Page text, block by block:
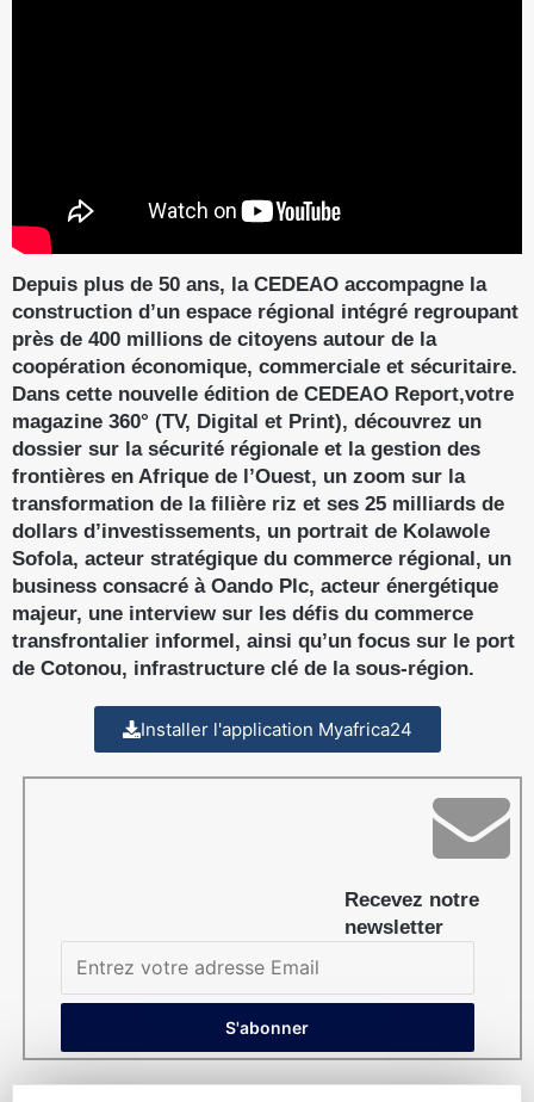
Depuis plus de 50 ans, la CEDEAO accompagne la
construction d’un espace régional intégré regroupant
près de 400 millions de citoyens autour de la
coopération économique, commerciale et sécuritaire.
Dans cette nouvelle édition de CEDEAO Report,votre
magazine 360° (TV, Digital et Print), découvrez un
dossier sur la sécurité régionale et la gestion des
frontières en Afrique de l’Ouest, un zoom sur la
transformation de la filière riz et ses 25 milliards de
dollars d’investissements, un portrait de Kolawole
Sofola, acteur stratégique du commerce régional, un
business consacré à Oando Plc, acteur énergétique
majeur, une interview sur les défis du commerce
transfrontalier informel, ainsi qu’un focus sur le port
de Cotonou, infrastructure clé de la sous-région.
Installer l'application Myafrica24
Recevez notre
newsletter